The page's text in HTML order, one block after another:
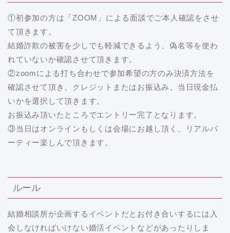
①初参加の方は「ZOOM」による面談でご本人確認をさせ
て頂きます。
結婚詐欺の被害を少しでも軽減できるよう、偽名等を使わ
れていないか確認させて頂きます。
②zoomによる打ち合わせで参加希望の方のみ決済方法を
確認させて頂き、クレジットまたはお振込み、当日現金払
いかを選択して頂きます。
お振込み頂いたところでエントリー完了となります。
③当日はオンラインもしくは会場にお越し頂く、リアルパ
ーティー楽しんで頂きます。
ルール
結婚相談所が企画するイベントだとお付き合いするには入
会しなければいけない婚活イベントなどがあったりしま